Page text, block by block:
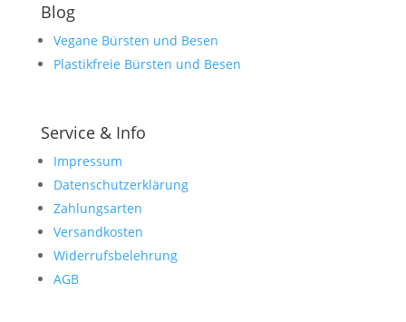
Blog
Vegane Bürsten und Besen
Plastikfreie Bürsten und Besen
Service & Info
Impressum
Datenschutzerklärung
Zahlungsarten
Versandkosten
Widerrufsbelehrung
AGB